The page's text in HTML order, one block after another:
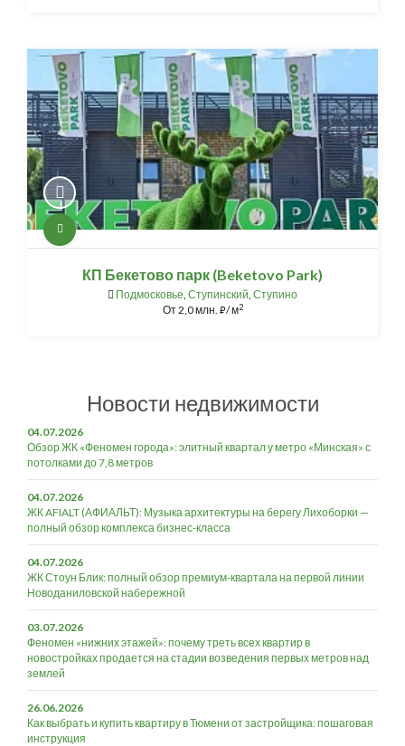
КП Бекетово парк (Beketovo Park)
Подмосковье, Ступинский, Ступино
От2,0 млн. ⃏/ м2
Новости недвижимости
04.07.2026
Обзор ЖК «Феномен города»: элитный квартал у метро «Минская» с
потолками до 7,8 метров
04.07.2026
ЖК AFIALT (АФИАЛЬТ): Музыка архитектуры на берегу Лихоборки —
полный обзор комплекса бизнес-класса
04.07.2026
ЖК Стоун Блик: полный обзор премиум-квартала на первой линии
Новоданиловской набережной
03.07.2026
Феномен «нижних этажей»: почему треть всех квартир в
новостройках продается на стадии возведения первых метров над
землей
26.06.2026
Как выбрать и купить квартиру в Тюмени от застройщика: пошаговая
инструкция